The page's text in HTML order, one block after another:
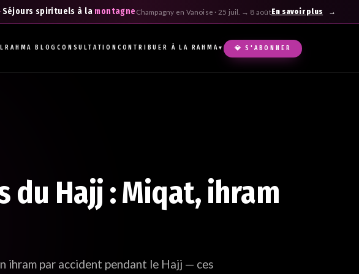
Séjours spirituels à la montagne Champagny en Vanoise · 25 juil. → 8 aoûtEn savoir plus
RAHMA BLOGCONSULTATION CONTRIBUER À LA RAHMA ▾ 💎 S'ABONNER
du Hajj : Miqat, ihram
ihram par accident pendant le Hajj — ces